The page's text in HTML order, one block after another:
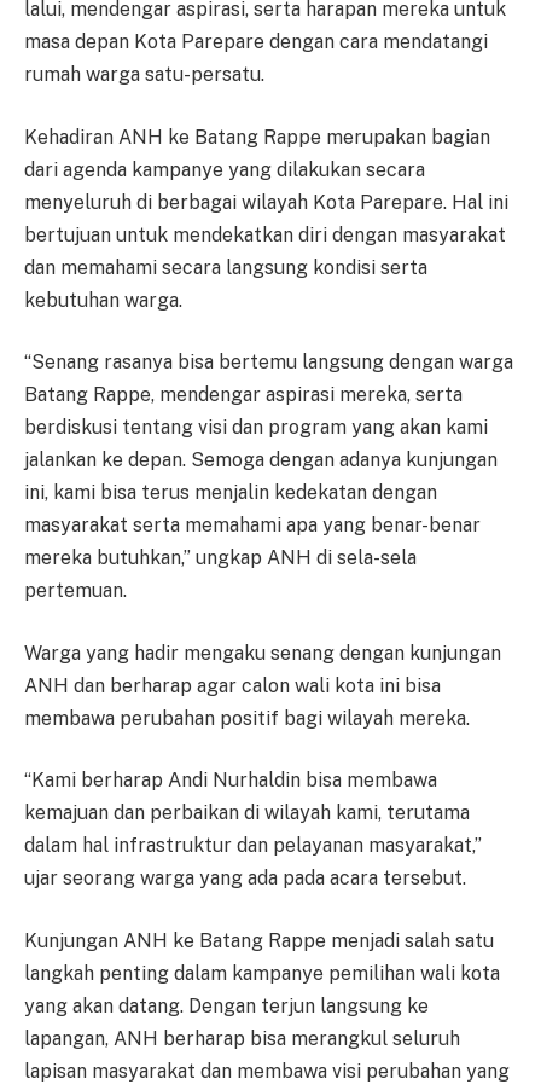
lalui, mendengar aspirasi, serta harapan mereka untuk
masa depan Kota Parepare dengan cara mendatangi
rumah warga satu-persatu.
Kehadiran ANH ke Batang Rappe merupakan bagian
dari agenda kampanye yang dilakukan secara
menyeluruh di berbagai wilayah Kota Parepare. Hal ini
bertujuan untuk mendekatkan diri dengan masyarakat
dan memahami secara langsung kondisi serta
kebutuhan warga.
“Senang rasanya bisa bertemu langsung dengan warga
Batang Rappe, mendengar aspirasi mereka, serta
berdiskusi tentang visi dan program yang akan kami
jalankan ke depan. Semoga dengan adanya kunjungan
ini, kami bisa terus menjalin kedekatan dengan
masyarakat serta memahami apa yang benar-benar
mereka butuhkan,” ungkap ANH di sela-sela
pertemuan.
Warga yang hadir mengaku senang dengan kunjungan
ANH dan berharap agar calon wali kota ini bisa
membawa perubahan positif bagi wilayah mereka.
“Kami berharap Andi Nurhaldin bisa membawa
kemajuan dan perbaikan di wilayah kami, terutama
dalam hal infrastruktur dan pelayanan masyarakat,”
ujar seorang warga yang ada pada acara tersebut.
Kunjungan ANH ke Batang Rappe menjadi salah satu
langkah penting dalam kampanye pemilihan wali kota
yang akan datang. Dengan terjun langsung ke
lapangan, ANH berharap bisa merangkul seluruh
lapisan masyarakat dan membawa visi perubahan yang